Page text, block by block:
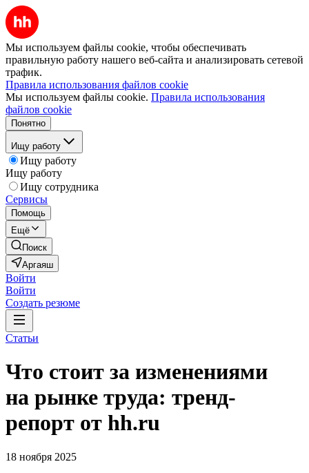
Мы используем файлы cookie, чтобы обеспечивать
правильную работу нашего веб-сайта и анализировать сетевой
трафик.
Правила использования файлов cookie
Мы используем файлы cookie. Правила использования
файлов cookie
Понятно
Ищу работу
Ищу работу
Ищу работу
Ищу сотрудника
Сервисы
Помощь
Ещё
Поиск
Аргаяш
Войти
Войти
Создать резюме
Статьи
Что стоит за изменениями
на рынке труда: тренд-
репорт от hh.ru
18 ноября 2025